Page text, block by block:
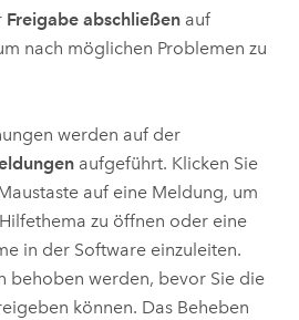
Freigabe abschließenauf
nach möglichen Problemen zu
werden auf der
aufgeführt. Klicken Sie
auf eine Meldung, um
zu öffnen oder eine
in der Software einzuleiten.
behoben werden, bevor Sie die
können. Das Beheben